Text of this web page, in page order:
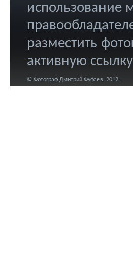
использование
разместить
активную
© Фотограф Дмитрий Фуфаев, 2012.